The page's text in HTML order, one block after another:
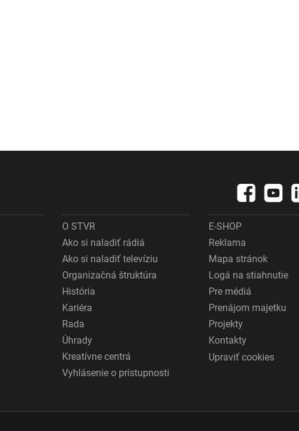
O STVR
Ako si naladiť rádiá
Ako si naladiť televíziu
Organizačná štruktúra
História
Kariéra
Rada
Úhrady
Kreatívne centrá
Vyhlásenie o prístupnosti
E-SHOP
Reklama
Mapa stránok
Logá na stiahnutie
Pre médiá
Prenájom majetku
Projekty
Kontakty
Upraviť cookies